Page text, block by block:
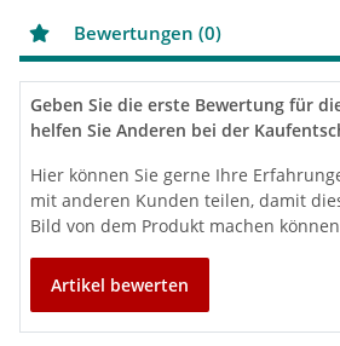
Flüssiggas P (Min - Max)
Das Spitzenprodukt unter den
Wandgeräten ist der Vitodens
Plus Gasbrenner und die Inox-
Edelstahl sind in dieser
für hohe Energieeffizienz und
Wärmekomfort. Der Vitodens
Leistungsgrößen die
Verbrennungsregelung Lambda
Modulationsbereich bis 1:13 (32
drehzahlgeregelte Hocheffizienz-
reduziert den Stromverbrauch
Bewertungen (0)
Geben Sie die erste Bewertung für
helfen Sie Anderen bei der
Hier können Sie gerne Ihre
mit anderen Kunden teilen, damit
Bild von dem Produkt machen
Artikel bewerten